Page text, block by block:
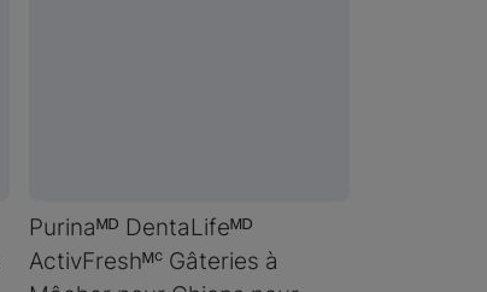
Purinaᴹᴰ DentaLifeᴹᴰ
ActivFreshᴹᶜ Gâteries à